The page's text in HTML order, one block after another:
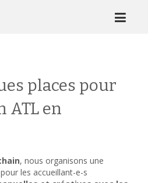
places pour
ATL en
, nous organisons une
les accueillant-e-s